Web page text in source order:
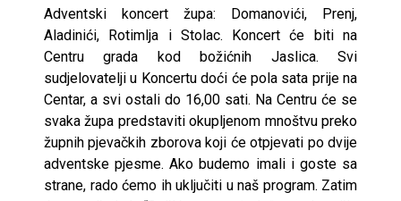
Adventski koncert župa: Domanovići, Prenj,
Aladinići, Rotimlja i Stolac. Koncert će biti na
Centru grada kod božićnih Jaslica. Svi
sudjelovatelji u Koncertu doći će pola sata prije na
Centar, a svi ostali do 16,00 sati. Na Centru će se
svaka župa predstaviti okupljenom mnoštvu preko
župnih pjevačkih zborova koji će otpjevati po dvije
adventske pjesme. Ako budemo imali i goste sa
strane, rado ćemo ih uključiti u naš program. Zatim